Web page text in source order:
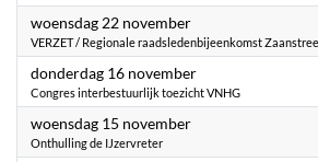
woensdag 22 november2023
VERZET / Regionale raadsledenbijeenkomst
donderdag 16 november2023
Congres interbestuurlijk toezicht VNHG
woensdag 15 november2023
Onthulling de IJzervreter